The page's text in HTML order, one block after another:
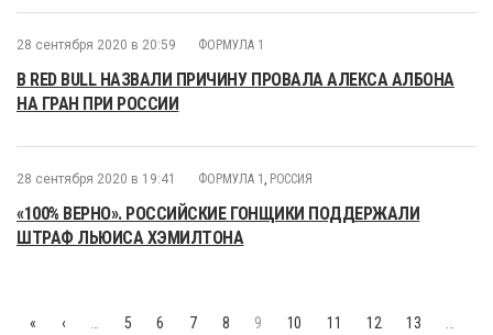
28 сентября 2020 в 20:59 ФОРМУЛА 1
В RED BULL НАЗВАЛИ ПРИЧИНУ ПРОВАЛА АЛЕКСА АЛБОНА
НА ГРАН ПРИ РОССИИ
28 сентября 2020 в 19:41 ФОРМУЛА 1 , РОССИЯ
«100% ВЕРНО». РОССИЙСКИЕ ГОНЩИКИ ПОДДЕРЖАЛИ
ШТРАФ ЛЬЮИСА ХЭМИЛТОНА
« ‹ 5 6 7 8 9 10 11 12 13